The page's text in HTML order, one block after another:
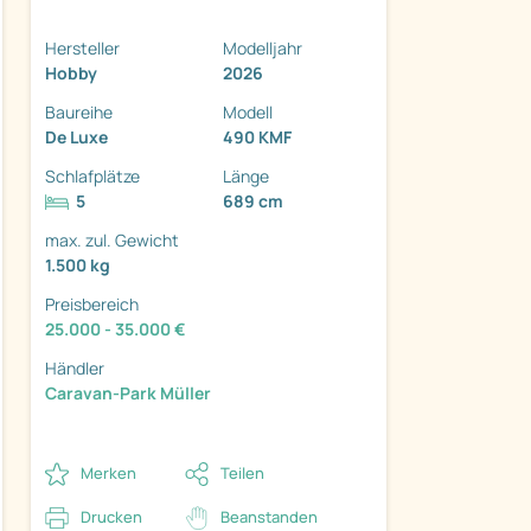
Hersteller
Hobby
Modelljahr
2026
Baureihe
De Luxe
Modell
490 KMF
Schlafplätze
5
Länge
689 cm
max. zul. Gewicht
1.500 kg
Preisbereich
25.000 - 35.000 €
Händler
Caravan-Park Müller
Merken Teilen
Drucken Beanstanden